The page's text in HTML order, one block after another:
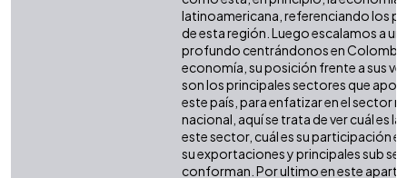
latinoamericana, referenciando los
de esta región. Luego escalamos a un
profundo centrándonos en
economía, su posición frente a sus
son los principales sectores que
este país, para enfatizar en el sector
nacional, aquí se trata de ver cuál es
este sector, cuál es su participación
su exportaciones y principales sub
conforman. Por ultimo en este